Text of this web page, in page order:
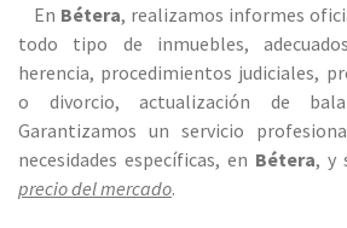
En Bétera, realizamos informes
todo tipo de inmuebles,
herencia, procedimientos judiciales,
o divorcio, actualización de
Garantizamos un servicio
necesidades específicas, en Bétera, y
precio del mercado.